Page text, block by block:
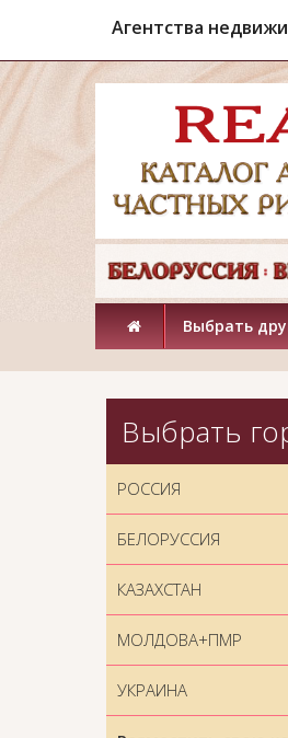
Агентства
Выбрать
Выбрать
РОССИЯ
БЕЛОРУССИЯ
КАЗАХСТАН
МОЛДОВА+ПМР
УКРАИНА